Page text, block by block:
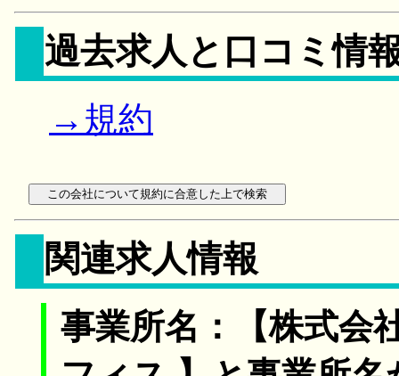
過去求人と口コミ情
→規約
関連求人情報
事業所名：【株式